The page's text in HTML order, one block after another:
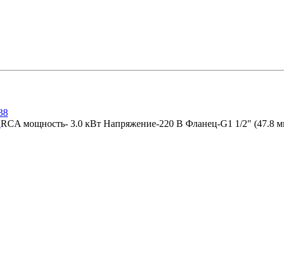
RCA мощность- 3.0 кВт Напряжение-220 В Фланец-G1 1/2" (47.8